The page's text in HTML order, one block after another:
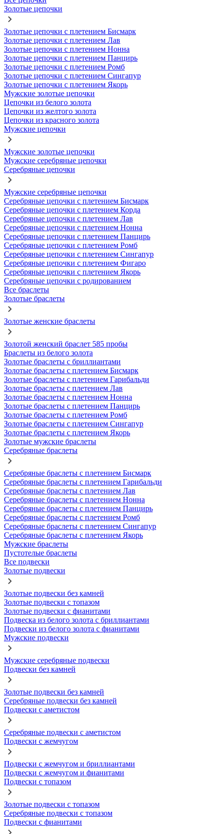
Золотые цепочки
Золотые цепочки с плетением Бисмарк
Золотые цепочки с плетением Лав
Золотые цепочки с плетением Нонна
Золотые цепочки с плетением Панцирь
Золотые цепочки с плетением Ромб
Золотые цепочки с плетением Сингапур
Золотые цепочки с плетением Якорь
Мужские золотые цепочки
Цепочки из белого золота
Цепочки из желтого золота
Цепочки из красного золота
Мужские цепочки
Мужские золотые цепочки
Мужские серебряные цепочки
Серебряные цепочки
Мужские серебряные цепочки
Серебряные цепочки с плетением Бисмарк
Серебряные цепочки с плетением Корда
Серебряные цепочки с плетением Лав
Серебряные цепочки с плетением Нонна
Серебряные цепочки с плетением Панцирь
Серебряные цепочки с плетением Ромб
Серебряные цепочки с плетением Сингапур
Серебряные цепочки с плетением Фигаро
Серебряные цепочки с плетением Якорь
Серебряные цепочки с родированием
Все браслеты
Золотые браслеты
Золотые женские браслеты
Золотой женский браслет 585 пробы
Браслеты из белого золота
Золотые браслеты с бриллиантами
Золотые браслеты с плетением Бисмарк
Золотые браслеты с плетением Гарибальди
Золотые браслеты с плетением Лав
Золотые браслеты с плетением Нонна
Золотые браслеты с плетением Панцирь
Золотые браслеты с плетением Ромб
Золотые браслеты с плетением Сингапур
Золотые браслеты с плетением Якорь
Золотые мужские браслеты
Серебряные браслеты
Серебряные браслеты с плетением Бисмарк
Серебряные браслеты с плетением Гарибальди
Серебряные браслеты с плетением Лав
Серебряные браслеты с плетением Нонна
Серебряные браслеты с плетением Панцирь
Серебряные браслеты с плетением Ромб
Серебряные браслеты с плетением Сингапур
Серебряные браслеты с плетением Якорь
Мужские браслеты
Пустотелые браслеты
Все подвески
Золотые подвески
Золотые подвески без камней
Золотые подвески с топазом
Золотые подвески с фианитами
Подвеска из белого золота с бриллиантами
Подвески из белого золота с фианитами
Мужские подвески
Мужские серебряные подвески
Подвески без камней
Золотые подвески без камней
Серебряные подвески без камней
Подвески с аметистом
Серебряные подвески с аметистом
Подвески с жемчугом
Подвески с жемчугом и бриллиантами
Подвески с жемчугом и фианитами
Подвески с топазом
Золотые подвески с топазом
Серебряные подвески с топазом
Подвески с фианитами